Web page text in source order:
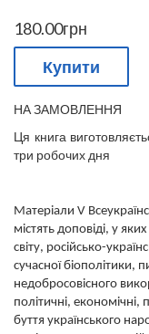
180.00грн
Купити
НА ЗАМОВЛЕННЯ
Ця книга
три робочих дня
Матеріали V
містять доповіді, у
світу, російсько-
сучасної біополітики,
недобросовісного
політичні, економічні,
буття українського